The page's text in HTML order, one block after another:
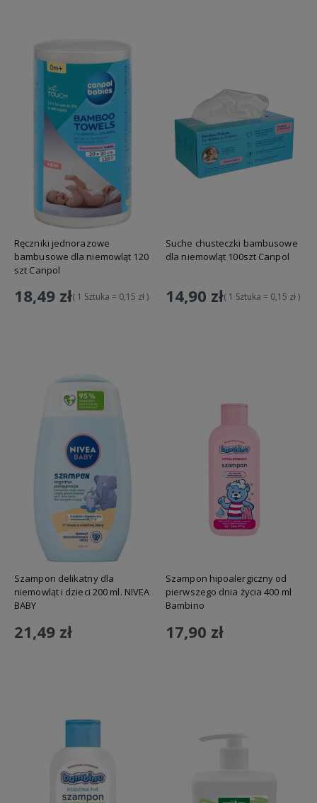
Ręczniki jednorazowe
bambusowe dla niemowląt 120
szt Canpol
18,49 zł( 1 Sztuka = 0,15 zł )
Suche chusteczki bambusowe
dla niemowląt 100szt Canpol
14,90 zł( 1 Sztuka = 0,15 zł )
Szampon delikatny dla
niemowląt i dzieci 200 ml. NIVEA
BABY
21,49 zł
Szampon hipoalergiczny od
pierwszego dnia życia 400 ml
Bambino
17,90 zł